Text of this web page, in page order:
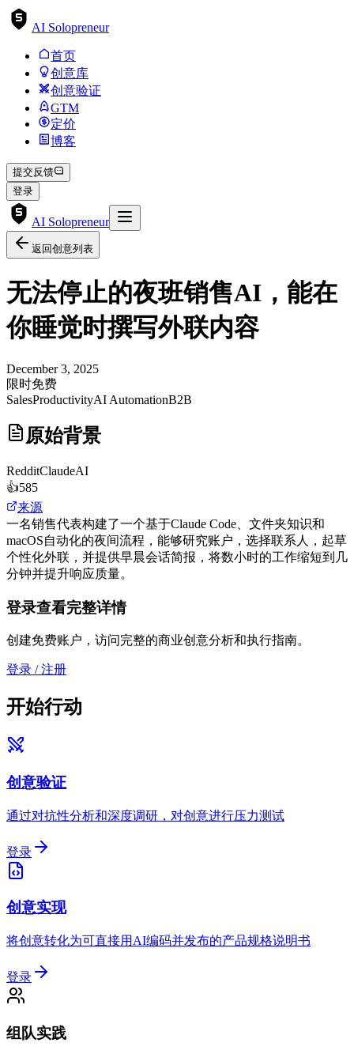
AI Solopreneur
首页
创意库
创意验证
GTM
定价
博客
提交反馈
登录
AI Solopreneur
返回创意列表
无法停止的夜班销售AI，能在
你睡觉时撰写外联内容
December 3, 2025
限时免费
SalesProductivityAI AutomationB2B
原始背景
RedditClaudeAI
👍585
来源
一名销售代表构建了一个基于Claude Code、文件夹知识和
macOS自动化的夜间流程，能够研究账户，选择联系人，起草
个性化外联，并提供早晨会话简报，将数小时的工作缩短到几
分钟并提升响应质量。
登录查看完整详情
创建免费账户，访问完整的商业创意分析和执行指南。
登录 / 注册
开始行动
创意验证
通过对抗性分析和深度调研，对创意进行压力测试
登录
创意实现
将创意转化为可直接用AI编码并发布的产品规格说明书
登录
组队实践